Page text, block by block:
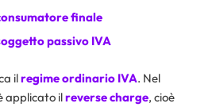
finale
passivo IVA
ilregime ordinario IVA. Nel
applicato ilreverse charge, cioè